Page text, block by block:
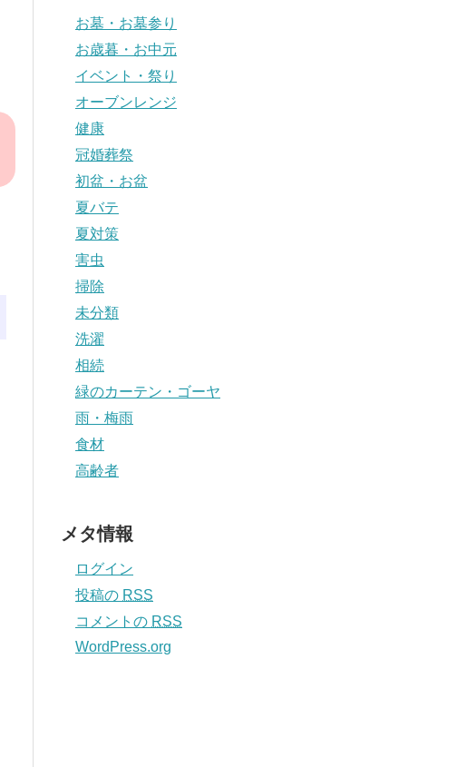
お墓・お墓参り
お歳暮・お中元
イベント・祭り
オーブンレンジ
健康
冠婚葬祭
初盆・お盆
夏バテ
夏対策
害虫
掃除
未分類
洗濯
相続
緑のカーテン・ゴーヤ
雨・梅雨
食材
高齢者
メタ情報
ログイン
投稿の RSS
コメントの RSS
WordPress.org